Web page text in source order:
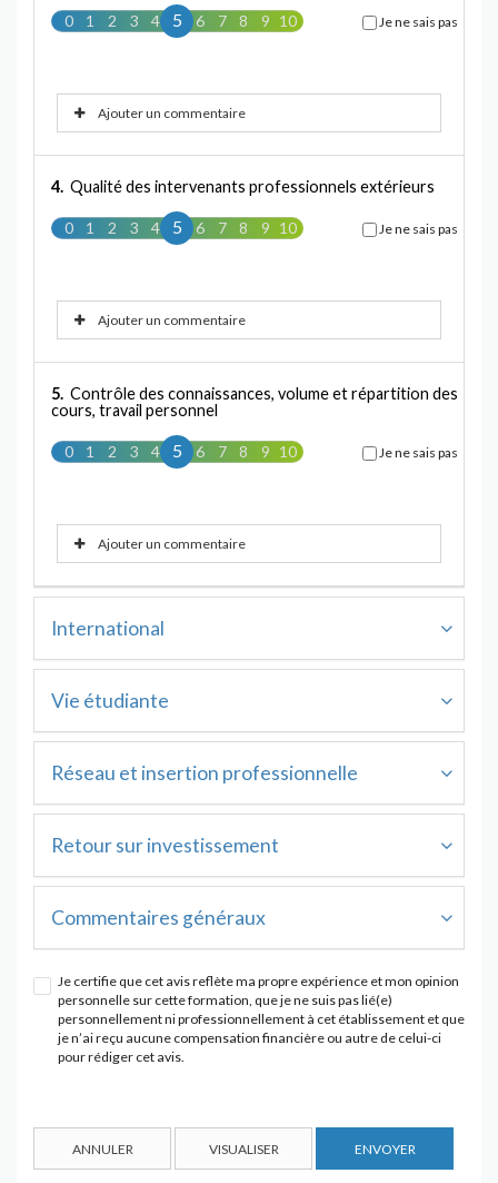
5
0 1 2 3 4 5 6 7 8 9 10 Je ne sais pas
Ajouter un commentaire
4. Qualité des intervenants professionnels extérieurs
5
0 1 2 3 4 5 6 7 8 9 10 Je ne sais pas
Ajouter un commentaire
5. Contrôle des connaissances, volume et répartition des
cours, travail personnel
5
0 1 2 3 4 5 6 7 8 9 10 Je ne sais pas
Ajouter un commentaire
International
Vie étudiante
Réseau et insertion professionnelle
Retour sur investissement
Commentaires généraux
Je certifie que cet avis reflète ma propre expérience et mon opinion
personnelle sur cette formation, que je ne suis pas lié(e)
personnellement ni professionnellement à cet établissement et que
je n’ai reçu aucune compensation financière ou autre de celui-ci
pour rédiger cet avis.
ANNULER VISUALISER ENVOYER